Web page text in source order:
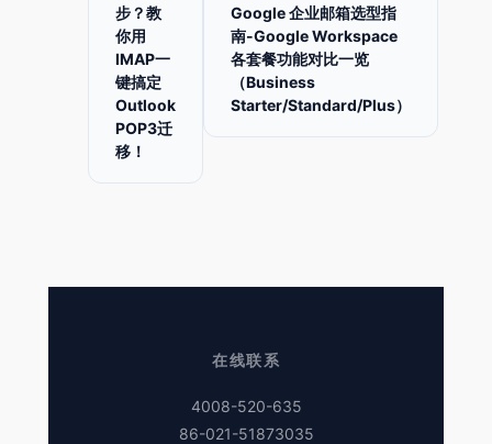
步？教
你用
IMAP一
键搞定
Outlook
POP3迁
移！
Google 企业邮箱选型指
南-Google Workspace
各套餐功能对比一览
（Business
Starter/Standard/Plus）
在线联系
4008-520-635
86-021-51873035